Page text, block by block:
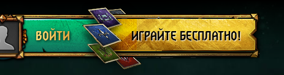
ВОЙТИ
Выйти
ИГРАЙТЕ БЕСПЛАТНО!